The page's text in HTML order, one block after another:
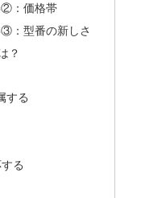
②：価格帯
：型番の新しさ
？
する
る